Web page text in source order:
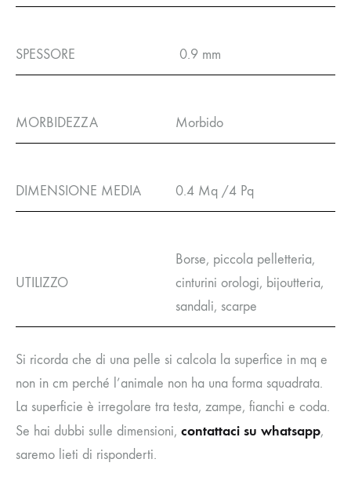
SPESSORE 0.9 mm
MORBIDEZZA Morbido
DIMENSIONE MEDIA 0.4 Mq /4 Pq
UTILIZZO
Borse, piccola pelletteria,
cinturini orologi, bijoutteria,
sandali, scarpe
Si ricorda che di una pelle si calcola la superfice in mq e
non in cm perché l’animale non ha una forma squadrata.
La superficie è irregolare tra testa, zampe, fianchi e coda.
Se hai dubbi sulle dimensioni, contattaci su whatsapp,
saremo lieti di risponderti.